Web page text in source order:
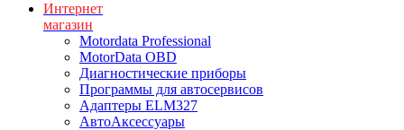
Интернет
магазин
Motordata Professional
MotorData OBD
Диагностические приборы
Программы для автосервисов
Адаптеры ELM327
АвтоАксессуары